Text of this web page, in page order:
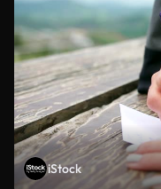
iStock